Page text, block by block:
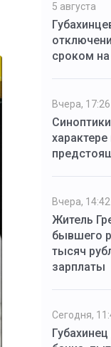
5 августа
сроком
Вчера, 17:26
Вчера, 14:42
Житель
бывшего
тысяч
зарплаты
Сегодня,